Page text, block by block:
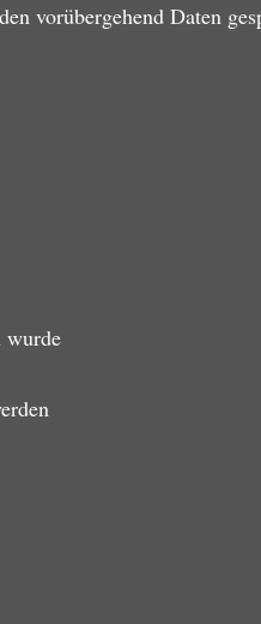
vorübergehend Daten
wurde